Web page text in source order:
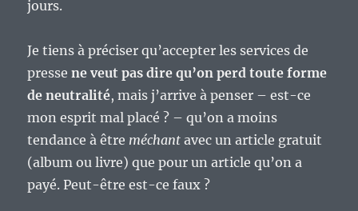
jours.
Je tiens à préciser qu’accepter les services de
pressene veut pas dire qu’on perd toute forme
de neutralité, mais j’arrive à penser – est-ce
mon esprit mal placé ? – qu’on a moins
tendance à être méchant avec un article gratuit
(album ou livre) que pour un article qu’on a
payé. Peut-être est-ce faux ?